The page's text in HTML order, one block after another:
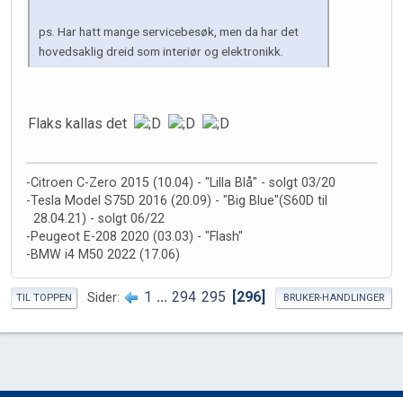
ps. Har hatt mange servicebesøk, men da har det
hovedsaklig dreid som interiør og elektronikk.
Flaks kallas det
-Citroen C-Zero 2015 (10.04) - "Lilla Blå" - solgt 03/20
-Tesla Model S75D 2016 (20.09) - "Big Blue"(S60D til
28.04.21) - solgt 06/22
-Peugeot E-208 2020 (03.03) - "Flash"
-BMW i4 M50 2022 (17.06)
TIL TOPPEN Sider 1 ... 294 295 296 BRUKER-HANDLINGER